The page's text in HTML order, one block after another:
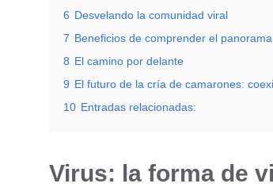
6 Desvelando la comunidad viral
7 Beneficios de comprender el
8 El camino por delante
9 El futuro de la cría de camarones:
10 Entradas relacionadas:
Virus: la forma de